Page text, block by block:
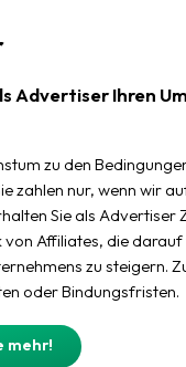
Advertiser Ihren
zu den
zahlen nur, wenn wir
Sie als Advertiser
von Affiliates, die
zu steigern.
oder Bindungsfristen.
mehr!